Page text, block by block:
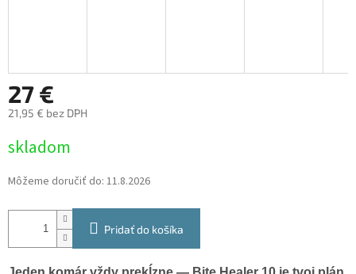
27 €
21,95 € bez DPH
cena:
skladom
Môžeme doručiť do: 11.8.2026
Pridať do košíka